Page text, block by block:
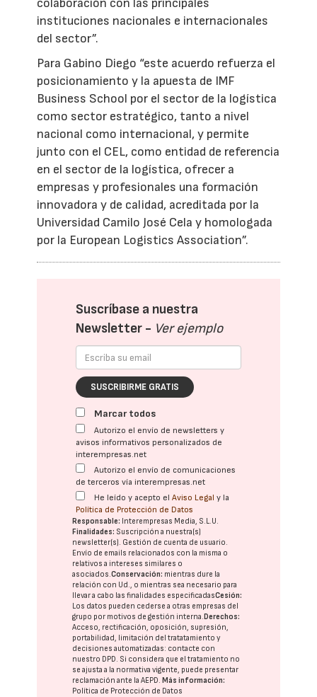
colaboración con las principales
instituciones nacionales e internacionales
del sector”.
Para Gabino Diego “este acuerdo refuerza el
posicionamiento y la apuesta de IMF
Business School por el sector de la logística
como sector estratégico, tanto a nivel
nacional como internacional, y permite
junto con el CEL, como entidad de referencia
en el sector de la logística, ofrecer a
empresas y profesionales una formación
innovadora y de calidad, acreditada por la
Universidad Camilo José Cela y homologada
por la European Logistics Association”.
Suscríbase a nuestra
Newsletter - Ver ejemplo
SUSCRIBIRME GRATIS
Marcar todos
Autorizo el envío de newsletters y
avisos informativos personalizados de
interempresas.net
Autorizo el envío de comunicaciones
de terceros vía interempresas.net
He leído y acepto elAviso Legal y la
Política de Protección de Datos
Responsable: Interempresas Media, S.L.U.
Finalidades: Suscripción a nuestra(s)
newsletter(s). Gestión de cuenta de usuario.
Envío de emails relacionados con la misma o
relativos a intereses similares o
asociados.Conservación: mientras dure la
relación con Ud., o mientras sea necesario para
llevar a cabo las finalidades especificadasCesión:
Los datos pueden cederse a otras empresas del
grupo por motivos de gestión interna. Derechos:
Acceso, rectificación, oposición, supresión,
portabilidad, limitación del tratatamiento y
decisiones automatizadas: contacte con
nuestro DPD. Si considera que el tratamiento no
se ajusta a la normativa vigente, puede presentar
reclamación ante laAEPD. Más información:
Política de Protección de Datos